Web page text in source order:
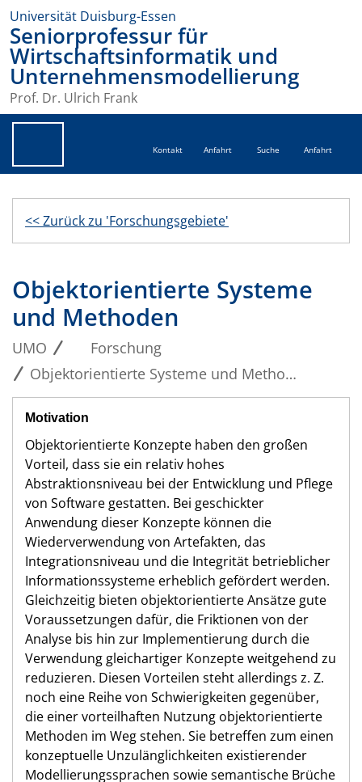
Universität Duisburg-Essen
Seniorprofessur für
Wirtschaftsinformatik und
Unternehmensmodellierung
Prof. Dr. Ulrich Frank
Kontakt Anfahrt Suche Anfahrt
<< Zurück zu 'Forschungsgebiete'
Objektorientierte Systeme
und Methoden
UMO
Forschung
Objektorientierte Systeme und Methoden
Motivation
Objektorientierte Konzepte haben den großen
Vorteil, dass sie ein relativ hohes
Abstraktionsniveau bei der Entwicklung und Pflege
von Software gestatten. Bei geschickter
Anwendung dieser Konzepte können die
Wiederverwendung von Artefakten, das
Integrationsniveau und die Integrität betrieblicher
Informationssysteme erheblich gefördert werden.
Gleichzeitig bieten objektorientierte Ansätze gute
Voraussetzungen dafür, die Friktionen von der
Analyse bis hin zur Implementierung durch die
Verwendung gleichartiger Konzepte weitgehend zu
reduzieren. Diesen Vorteilen steht allerdings z. Z.
noch eine Reihe von Schwierigkeiten gegenüber,
die einer vorteilhaften Nutzung objektorientierte
Methoden im Weg stehen. Sie betreffen zum einen
konzeptuelle Unzulänglichkeiten existierender
Modellierungssprachen sowie semantische Brüche